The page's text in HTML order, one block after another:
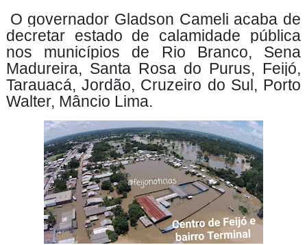
O governador Gladson Cameli acaba de
decretar estado de calamidade pública
nos municípios de Rio Branco, Sena
Madureira, Santa Rosa do Purus, Feijó,
Tarauacá, Jordão, Cruzeiro do Sul, Porto
Walter, Mâncio Lima.